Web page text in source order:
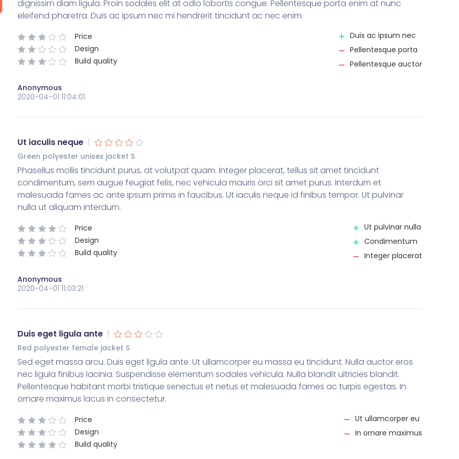
dignissim diam ligula. Proin sodales elit at odio lobortis congue. Pellentesque porta enim at nunc
eleifend pharetra. Duis ac ipsum nec mi hendrerit tincidunt ac nec enim.
Price
Design
Build quality
Duis ac ipsum nec
Pellentesque porta
Pellentesque auctor
Anonymous
2020-04-01 11:04:01
Ut iaculis neque |
Green polyester unisex jacket S
Phasellus mollis tincidunt purus, at volutpat quam. Integer placerat, tellus sit amet tincidunt
condimentum, sem augue feugiat felis, nec vehicula mauris orci sit amet purus. Interdum et
malesuada fames ac ante ipsum primis in faucibus. Ut iaculis neque id finibus tempor. Ut pulvinar
nulla ut aliquam interdum.
Price
Design
Build quality
Ut pulvinar nulla
Condimentum
Integer placerat
Anonymous
2020-04-01 11:03:21
Duis eget ligula ante |
Red polyester female jacket S
Sed eget massa arcu. Duis eget ligula ante. Ut ullamcorper eu massa eu tincidunt. Nulla auctor eros
nec ligula finibus lacinia. Suspendisse elementum sodales vehicula. Nulla blandit ultricies blandit.
Pellentesque habitant morbi tristique senectus et netus et malesuada fames ac turpis egestas. In
ornare maximus lacus in consectetur.
Price
Design
Build quality
Ut ullamcorper eu
In ornare maximus